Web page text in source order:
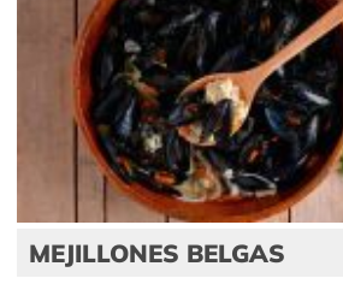
MEJILLONES BELGAS